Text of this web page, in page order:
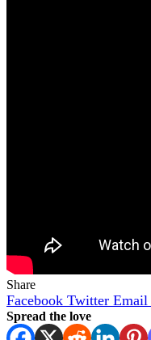
Share
Facebook Twitter Email
Spread the love